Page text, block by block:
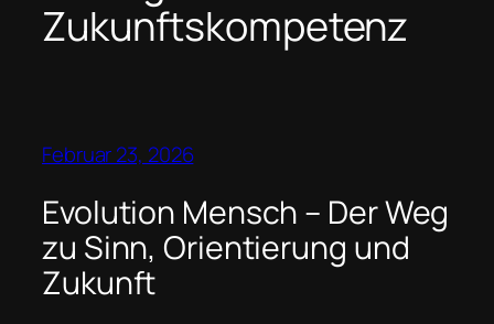
Zukunftskompetenz
Februar 23, 2026
Evolution Mensch – Der Weg
zu Sinn, Orientierung und
Zukunft